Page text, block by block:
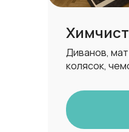
Диванов,
колясок,